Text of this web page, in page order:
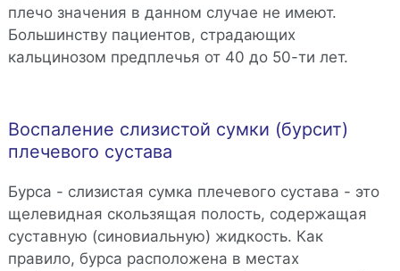
плечо значения в данном случае не имеют.
Большинству пациентов, страдающих
кальцинозом предплечья от 40 до 50-ти лет.
Воспаление слизистой сумки (бурсит)
плечевого сустава
Бурса - слизистая сумка плечевого сустава - это
щелевидная скользящая полость, содержащая
суставную (синовиальную) жидкость. Как
правило, бурса расположена в местах